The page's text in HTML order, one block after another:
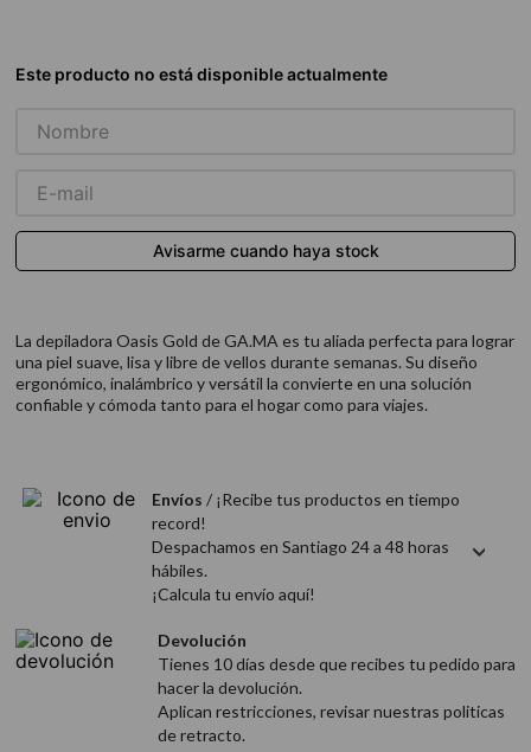
La depiladora Oasis Gold de GA.MA es tu aliada perfecta para lograr
una piel suave, lisa y libre de vellos durante semanas. Su diseño
ergonómico, inalámbrico y versátil la convierte en una solución
confiable y cómoda tanto para el hogar como para viajes.
Envíos / ¡Recibe tus productos en tiempo
record!
Despachamos en Santiago 24 a 48 horas
hábiles.
¡Calcula tu envío aquí!
Devolución
Tienes 10 días desde que recibes tu pedido para
hacer la devolución.
Aplican restricciones, revisar nuestras politicas
de retracto.
6. gama
9. acondicionador
protector térmico